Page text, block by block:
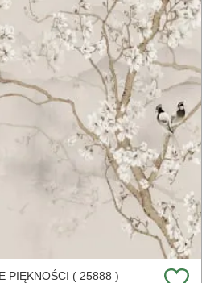
PIĘKNOŚCI ( 25888 )